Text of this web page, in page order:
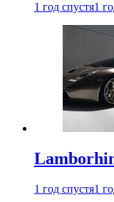
1 год спустя1
1 год спустя1